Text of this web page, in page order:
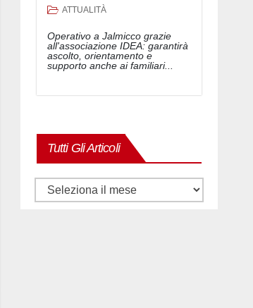
ATTUALITÀ
Operativo a Jalmicco grazie
all'associazione IDEA: garantirà
ascolto, orientamento e
supporto anche ai familiari...
Tutti Gli Articoli
Tutti